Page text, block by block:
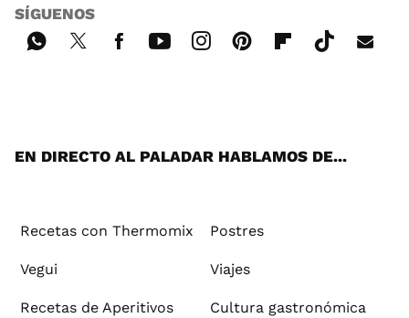
SÍGUENOS
EN DIRECTO AL PALADAR HABLAMOS DE...
Recetas con Thermomix Postres
Vegui Viajes
Recetas de Aperitivos Cultura gastronómica